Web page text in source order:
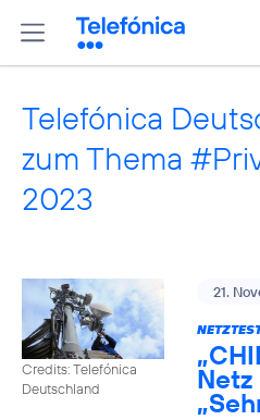
Telefónica
zum Thema
2023
Credits: Telefónica
Deutschland
21.